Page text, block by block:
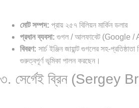
মোট সম্পদ: প্রায় ২৫৭ বিলিয়ন মার্কিন ডলার
প্রধান ব্যবসা: গুগল / আলফাবেট (Google /
বিবরণ: সার্চ ইঞ্জিন জায়ান্ট গুগলের সহ-
গুরুত্বপূর্ণ ভূমিকা পালন করছেন।
৩. সের্গেই ব্রিন (Sergey